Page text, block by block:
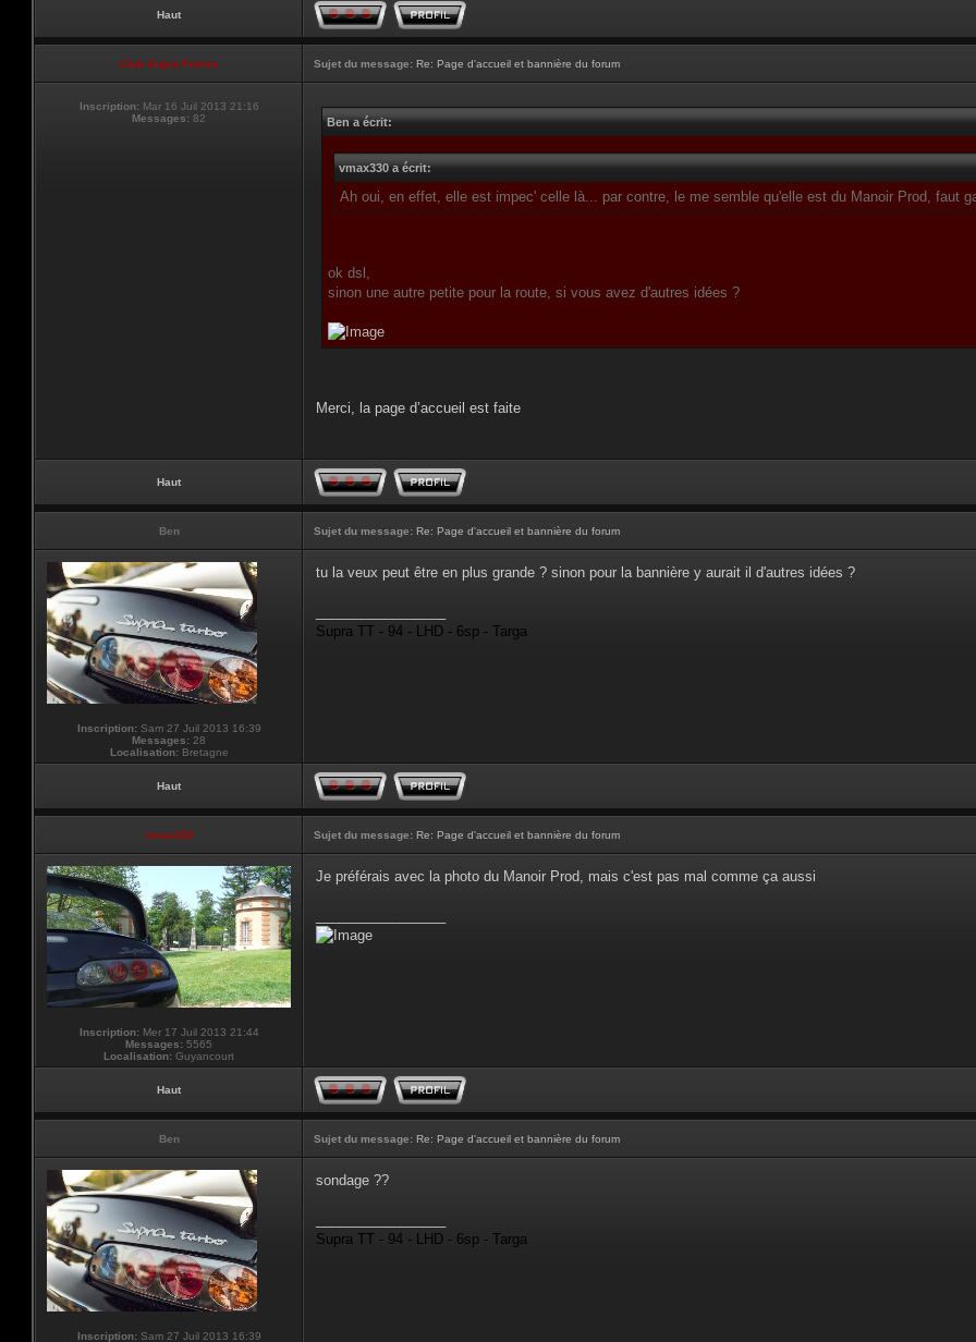
Haut
Club Supra France Sujet du message: Re: Page d'accueil et bannière du forum
Inscription: Mar 16 Juil 2013 21:16
Messages: 82 Ben a écrit:
vmax330 a écrit:
Ah oui, en effet, elle est impec' celle là... par contre, le me semble qu'elle est du Manoir Prod, faut
ok dsl,
sinon une autre petite pour la route, si vous avez d'autres idées ?
Merci, la page d’accueil est faite
Haut
Ben Sujet du message: Re: Page d'accueil et bannière du forum
Inscription:Sam 27 Juil 2013 16:39
Messages: 28
Localisation:Bretagne
tu la veux peut être en plus grande ? sinon pour la bannière y aurait il d'autres idées ?
Supra TT - 94 - LHD - 6sp - Targa
Haut
vmax330 Sujet du message: Re: Page d'accueil et bannière du forum
Inscription:Mer 17 Juil 2013 21:44
Messages: 5565
Localisation: Guyancourt
Je préférais avec la photo du Manoir Prod, mais c'est pas mal comme ça aussi
Haut
Ben Sujet du message: Re: Page d'accueil et bannière du forum
Inscription:Sam 27 Juil 2013 16:39
sondage ??
Supra TT - 94 - LHD - 6sp - Targa